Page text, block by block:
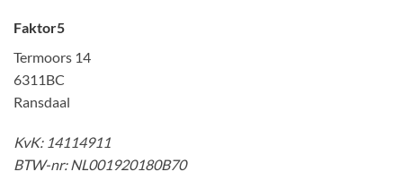
Faktor5
Termoors 14
6311BC
Ransdaal
KvK: 14114911
BTW-nr: NL001920180B70